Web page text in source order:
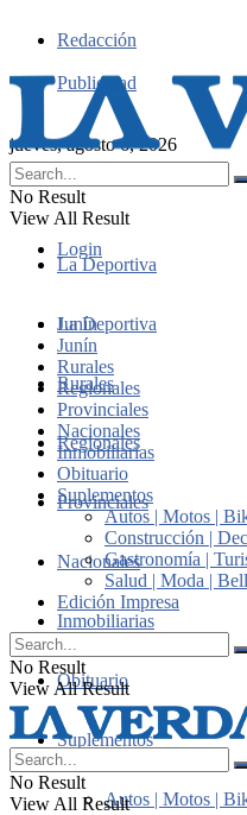
Redacción
Publicidad
jueves, agosto 6, 2026
Login
No Result
View All Result
La Deportiva
Junín
Rurales
Regionales
Provinciales
Nacionales
Inmobiliarias
Obituario
Suplementos
Autos | Motos |
La Deportiva
Junín
Rurales
Regionales
Provinciales
Nacionales
Inmobiliarias
Obituario
Suplementos
Autos | Motos |
Construcción |
Gastronomía |
Salud | Moda |
Edición Impresa
No Result
View All Result
No Result
View All Result